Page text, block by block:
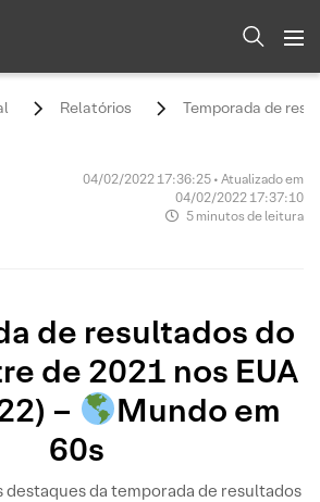
Relatórios Temporada de
04/02/2022 17:36:25 • Atualizado em
04/02/2022 17:37:10
5 minutos de leitura
de resultados do
de 2021 nos EUA
–
Mundo em
60s
destaques da temporada de resultados